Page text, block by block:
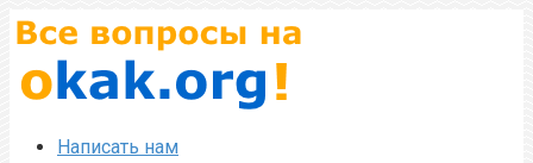
Перейти
к
контенту
Написать нам